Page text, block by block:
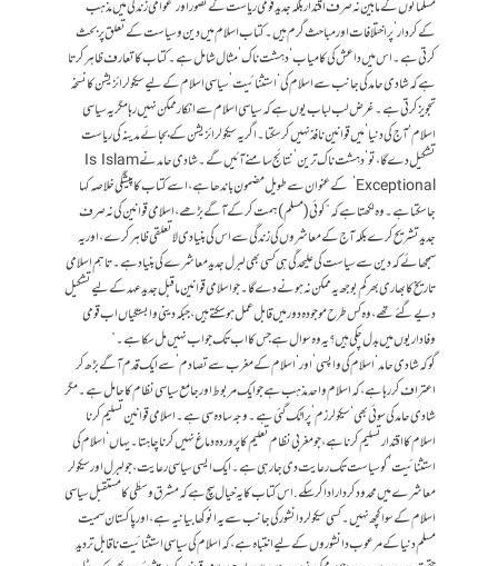
مسلمانوں کے مابین نہ صرف اقتدار بلکہ جدید قومی ریاست کے تصور اور ‘عوامی زندگی میں مذہب
کےکردار’ پر اختلافات اور مباحث گرم ہیں۔ کتاب اسلام میں دین و سیاست کے تعلق پر بحث
کرتی ہے۔ اس میں داعش کی کامیاب ‘دہشت ناک’ مثال شامل ہے۔ کتاب کا تعارف ظاہر کرتا
ہے کہ شادی حامد کی جانب سے اسلام کی ‘استثنائیت’ سیاسی اسلام کے لیے سیکولرائزیشن کا نسخہ
تجویز کرتی ہے۔ غرض لب لباب یوں ہے کہ سیاسی اسلام سے انکار ممکن نہیں رہا مگر یہ سیاسی
اسلام ‘آج کی دنیا’ میں قوانین نافذ نہیں کرسکتا۔ اگر یہ سیکولرائزیشن کے بجائے مدینہ کی ریاست
تشکیل دے گا، تو ‘دہشت ناک ترین’ نتائج سامنے آئیں گے۔ شادی حامد نے Is Islam
‘Exceptional کے عنوان سے طویل مضمون باندھا ہے، اسے کتاب کا پیشگی خلاصہ کہا
جاسکتا ہے۔ وہ لکھتا ہے کہ ”کوئی (مسلم) ہمت کر کے آگے بڑھے، اسلامی قوانین کی نہ صرف
جدید تشریح کرے بلکہ آج کے معاشروں کی زندگی سے اس کی بنیادی لاتعلقی ظاہر کرے، اور یہ
سمجھائے کہ دین سے سیاست کی علیحدگی ہی کسی بھی لبرل جدید معاشرے کی بنیاد ہے۔ تاہم اسلامی
تاریخ کا بھاری بھر کم بوجھ یہ ممکن نہ ہونے دے گا۔ جو اسلامی قوانین ماقبل جدید عہد کے لیے تشکیل
دیے گئے تھے، وہ کس طرح موجودہ دور میں قابل عمل ہوسکتے ہیں، جبکہ دینی وابستگیاں اب قومی
وفاداریوں میں بدل چکی ہیں؟ یہ وہ سوال ہے جس کا اب تک جواب نہیں مل سکا ہے۔”
گو کہ شادی حامد ‘اسلام کی واپسی’ اور ‘اسلام کے مغرب سے تصادم’ سے ایک قدم آگے بڑھ کر
اعتراف کر رہا ہے، کہ اسلام واحد مذہب ہے جو ایک مربوط اور جامع سیاسی نظام کا حامل ہے۔ مگر
شادی حامد کی سوئی بھی ‘سیکولرزم’ پر اٹک گئی ہے۔ وجہ سادہ سی ہے۔ اسلامی قوانین تسلیم کرنا
اسلام کا اقتدار تسلیم کرنا ہے، جومغربی نظام تعلیم کا پروردہ دماغ نہیں کرنا چاہتا۔ یہاں ‘اسلام کی
استثنائیت’ کو سیاست تک رعایت دی جا رہی ہے۔ ایک ایسی سیاسی رعایت، جو لبرل اور سیکولر
معاشرے میں محدود کردار ادا کرسکے. اس کتاب کا یہ خیال سچ ہے کہ مشرق وسطٰی کا مستقبل سیاسی
اسلام کے سوا کچھ نہیں۔ کسی سیکولر دانشور کی جانب سے یہ انوکھا بیانیہ ہے، اور پاکستان سمیت
مسلم دنیا کے مرعوب دانشوروں کے لیے انتباہ ہے، کہ اسلام کی سیاسی استثنائیت ناقابل تردید